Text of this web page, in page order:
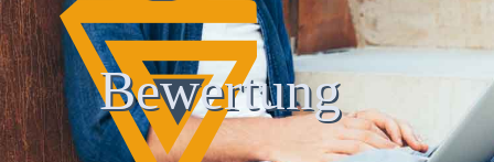
Bewertung